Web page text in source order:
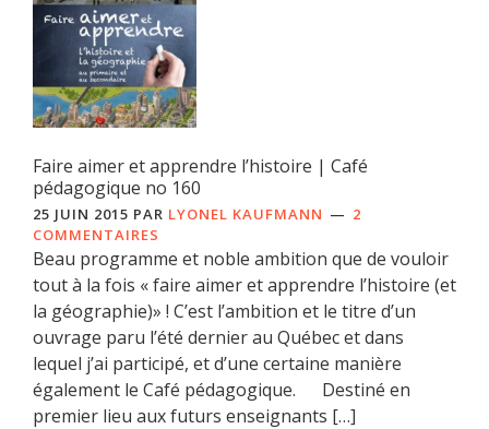
Faire aimer et apprendre l’histoire | Café
pédagogique no 160
25 JUIN 2015 PAR LYONEL KAUFMANN
2
COMMENTAIRES
Beau programme et noble ambition que de vouloir
tout à la fois « faire aimer et apprendre l’histoire (et
la géographie)» ! C’est l’ambition et le titre d’un
ouvrage paru l’été dernier au Québec et dans
lequel j’ai participé, et d’une certaine manière
également le Café pédagogique. Destiné en
premier lieu aux futurs enseignants […]